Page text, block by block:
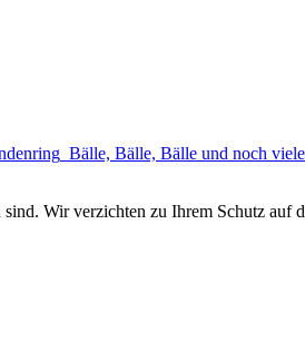
Bälle, Bälle, Bälle und noch
Wir verzichten zu Ihrem Schutz